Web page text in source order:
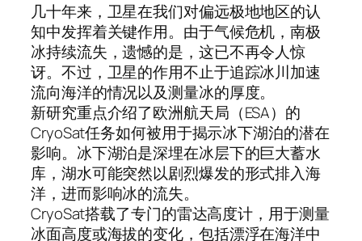
几十年来，卫星在我们对偏远极地地区的认
知中发挥着关键作用。由于气候危机，南极
冰持续流失，遗憾的是，这已不再令人惊
讶。不过，卫星的作用不止于追踪冰川加速
流向海洋的情况以及测量冰的厚度。
新研究重点介绍了欧洲航天局（ESA）的
CryoSat任务如何被用于揭示冰下湖泊的潜在
影响。冰下湖泊是深埋在冰层下的巨大蓄水
库，湖水可能突然以剧烈爆发的形式排入海
洋，进而影响冰的流失。
CryoSat搭载了专门的雷达高度计，用于测量
冰面高度或海拔的变化，包括漂浮在海洋中